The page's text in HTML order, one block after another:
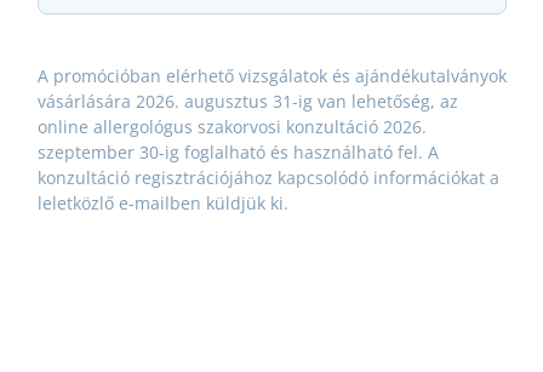
A promócióban elérhető vizsgálatok és ajándékutalványok
vásárlására 2026. augusztus 31-ig van lehetőség, az
online allergológus szakorvosi konzultáció 2026.
szeptember 30-ig foglalható és használható fel. A
konzultáció regisztrációjához kapcsolódó információkat a
leletközlő e-mailben küldjük ki.